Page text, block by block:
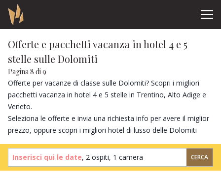
Offerte e pacchetti vacanza in hotel 4 e 5
stelle sulle Dolomiti
Pagina 8 di 9
Offerte per vacanze di classe sulle Dolomiti? Scopri i migliori
pacchetti vacanza in hotel 4 e 5 stelle in Trentino, Alto Adige e
Veneto.
Seleziona le offerte e invia una richiesta info per avere il miglior
prezzo, oppure scopri i migliori hotel di lusso delle Dolomiti
Inserisci qui le date, 2 ospiti, 1 camera CERCA